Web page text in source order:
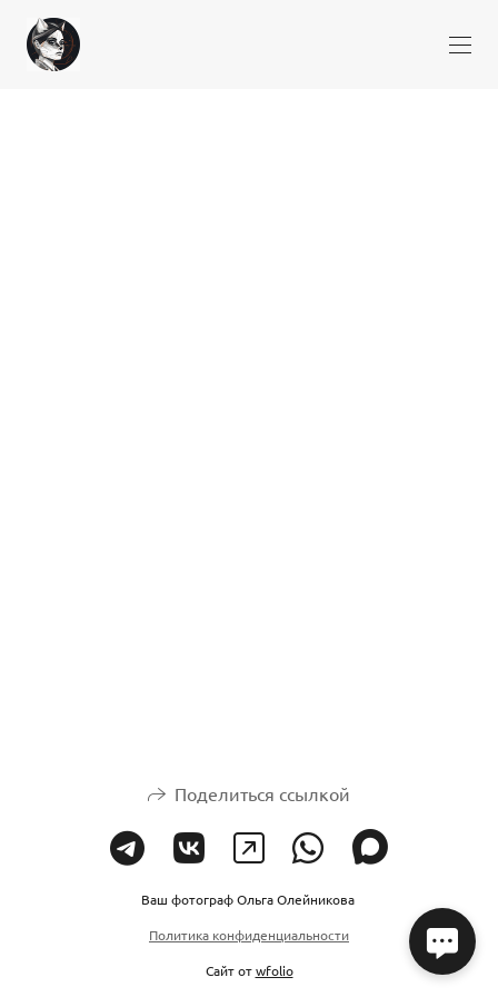
Поделиться ссылкой
Ваш фотограф Ольга Олейникова
Политика конфиденциальности
Сайт отwfolio